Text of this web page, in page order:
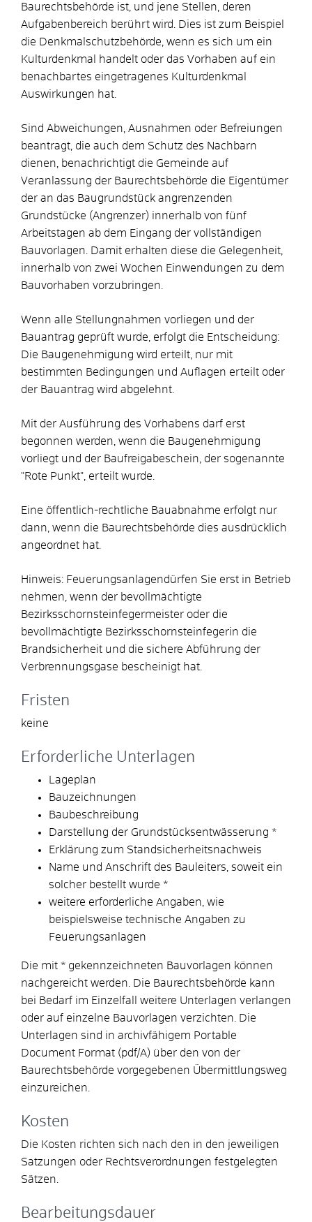
Baurechtsbehörde ist, und jene Stellen, deren
Aufgabenbereich berührt wird. Dies ist zum Beispiel
die Denkmalschutzbehörde, wenn es sich um ein
Kulturdenkmal handelt oder das Vorhaben auf ein
benachbartes eingetragenes Kulturdenkmal
Auswirkungen hat.
Sind Abweichungen, Ausnahmen oder Befreiungen
beantragt, die auch dem Schutz des Nachbarn
dienen, benachrichtigt die Gemeinde auf
Veranlassung der Baurechtsbehörde die Eigentümer
der an das Baugrundstück angrenzenden
Grundstücke (Angrenzer) innerhalb von fünf
Arbeitstagen ab dem Eingang der vollständigen
Bauvorlagen. Damit erhalten diese die Gelegenheit,
innerhalb von zwei Wochen Einwendungen zu dem
Bauvorhaben vorzubringen.
Wenn alle Stellungnahmen vorliegen und der
Bauantrag geprüft wurde, erfolgt die Entscheidung:
Die Baugenehmigung wird erteilt, nur mit
bestimmten Bedingungen und Auflagen erteilt oder
der Bauantrag wird abgelehnt.
Mit der Ausführung des Vorhabens darf erst
begonnen werden, wenn die Baugenehmigung
vorliegt und der Baufreigabeschein, der sogenannte
"Rote Punkt", erteilt wurde.
Eine öffentlich-rechtliche Bauabnahme erfolgt nur
dann, wenn die Baurechtsbehörde dies ausdrücklich
angeordnet hat.
Hinweis: Feuerungsanlagendürfen Sie erst in Betrieb
nehmen, wenn der bevollmächtigte
Bezirksschornsteinfegermeister oder die
bevollmächtigte Bezirksschornsteinfegerin die
Brandsicherheit und die sichere Abführung der
Verbrennungsgase bescheinigt hat.
Fristen
keine
Erforderliche Unterlagen
Lageplan
Bauzeichnungen
Baubeschreibung
Darstellung der Grundstücksentwässerung *
Erklärung zum Standsicherheitsnachweis
Name und Anschrift des Bauleiters, soweit ein
solcher bestellt wurde *
weitere erforderliche Angaben, wie
beispielsweise technische Angaben zu
Feuerungsanlagen
Die mit * gekennzeichneten Bauvorlagen können
nachgereicht werden. Die Baurechtsbehörde kann
bei Bedarf im Einzelfall weitere Unterlagen verlangen
oder auf einzelne Bauvorlagen verzichten. Die
Unterlagen sind in archivfähigem Portable
Document Format (pdf/A) über den von der
Baurechtsbehörde vorgegebenen Übermittlungsweg
einzureichen.
Kosten
Die Kosten richten sich nach den in den jeweiligen
Satzungen oder Rechtsverordnungen festgelegten
Sätzen.
Bearbeitungsdauer